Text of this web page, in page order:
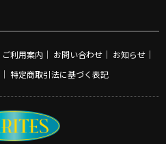
ご利用案内｜ お問い合わせ｜ お知らせ｜
｜ 特定商取引法に基づく表記